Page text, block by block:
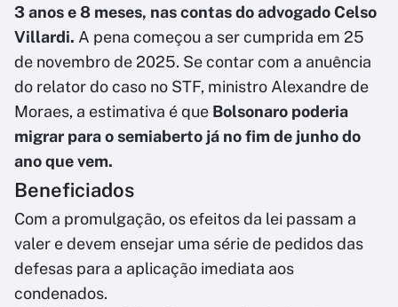
3 anos e 8 meses, nas contas do advogado Celso
Villardi. A pena começou a ser cumprida em 25
de novembro de 2025. Se contar com a anuência
do relator do caso no STF, ministro Alexandre de
Moraes, a estimativa é que Bolsonaro poderia
migrar para o semiaberto já no fim de junho do
ano que vem.
Beneficiados
Com a promulgação, os efeitos da lei passam a
valer e devem ensejar uma série de pedidos das
defesas para a aplicação imediata aos
condenados.